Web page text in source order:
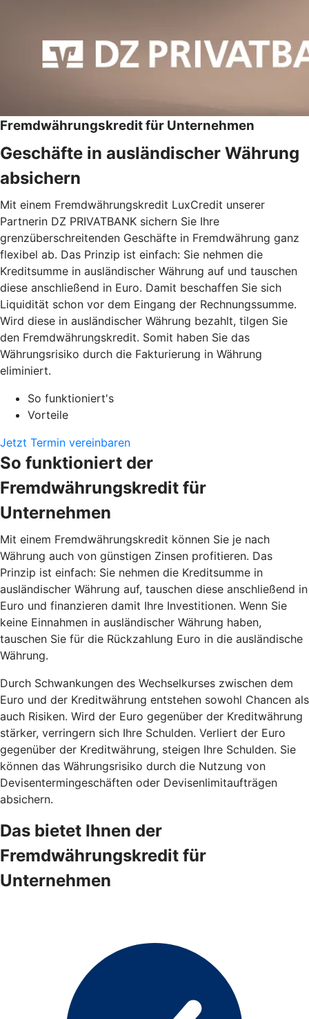
Fremdwährungskredit für Unternehmen
Geschäfte in ausländischer Währung
absichern
Mit einem Fremdwährungskredit LuxCredit unserer
Partnerin DZ PRIVATBANK sichern Sie Ihre
grenzüberschreitenden Geschäfte in Fremdwährung ganz
flexibel ab. Das Prinzip ist einfach: Sie nehmen die
Kreditsumme in ausländischer Währung auf und tauschen
diese anschließend in Euro. Damit beschaffen Sie sich
Liquidität schon vor dem Eingang der Rechnungssumme.
Wird diese in ausländischer Währung bezahlt, tilgen Sie
den Fremdwährungskredit. Somit haben Sie das
Währungsrisiko durch die Fakturierung in Währung
eliminiert.
So funktioniert's
Vorteile
Jetzt Termin vereinbaren
So funktioniert der
Fremdwährungskredit für
Unternehmen
Mit einem Fremdwährungskredit können Sie je nach
Währung auch von günstigen Zinsen profitieren. Das
Prinzip ist einfach: Sie nehmen die Kreditsumme in
ausländischer Währung auf, tauschen diese anschließend in
Euro und finanzieren damit Ihre Investitionen. Wenn Sie
keine Einnahmen in ausländischer Währung haben,
tauschen Sie für die Rückzahlung Euro in die ausländische
Währung.
Durch Schwankungen des Wechselkurses zwischen dem
Euro und der Kreditwährung entstehen sowohl Chancen als
auch Risiken. Wird der Euro gegenüber der Kreditwährung
stärker, verringern sich Ihre Schulden. Verliert der Euro
gegenüber der Kreditwährung, steigen Ihre Schulden. Sie
können das Währungsrisiko durch die Nutzung von
Devisentermingeschäften oder Devisenlimitaufträgen
absichern.
Das bietet Ihnen der
Fremdwährungskredit für
Unternehmen